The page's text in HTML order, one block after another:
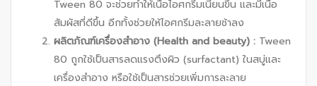
Tween 80 จะช่วยทำให้เนื้อไอศกรีมเนียนขึ้น และมีเนื้อ
สัมผัสที่ดีขึ้น อีกทั้งช่วยให้ไอศกรีมละลายช้าลง
ผลิตภัณฑ์เครื่องสำอาง (Health and beauty) : Tween
80 ถูกใช้เป็นสารลดแรงตึงผิว (surfactant) ในสบู่และ
เครื่องสำอาง หรือใช้เป็นสารช่วยเพิ่มการละลาย